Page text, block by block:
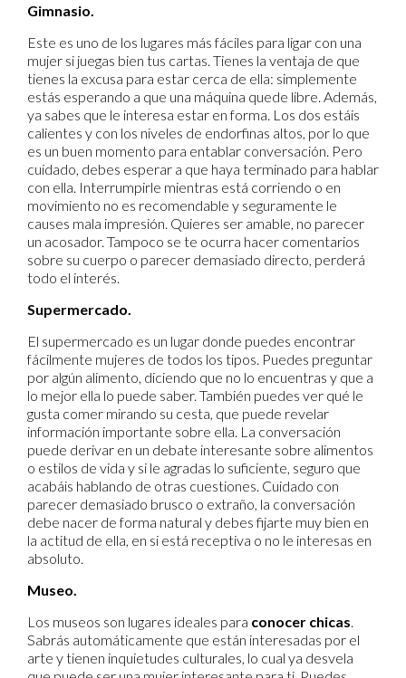
Gimnasio.
Este es uno de los lugares más fáciles para ligar con una
mujer si juegas bien tus cartas. Tienes la ventaja de que
tienes la excusa para estar cerca de ella: simplemente
estás esperando a que una máquina quede libre. Además,
ya sabes que le interesa estar en forma. Los dos estáis
calientes y con los niveles de endorfinas altos, por lo que
es un buen momento para entablar conversación. Pero
cuidado, debes esperar a que haya terminado para hablar
con ella. Interrumpirle mientras está corriendo o en
movimiento no es recomendable y seguramente le
causes mala impresión. Quieres ser amable, no parecer
un acosador. Tampoco se te ocurra hacer comentarios
sobre su cuerpo o parecer demasiado directo, perderá
todo el interés.
Supermercado.
El supermercado es un lugar donde puedes encontrar
fácilmente mujeres de todos los tipos. Puedes preguntar
por algún alimento, diciendo que no lo encuentras y que a
lo mejor ella lo puede saber. También puedes ver qué le
gusta comer mirando su cesta, que puede revelar
información importante sobre ella. La conversación
puede derivar en un debate interesante sobre alimentos
o estilos de vida y si le agradas lo suficiente, seguro que
acabáis hablando de otras cuestiones. Cuidado con
parecer demasiado brusco o extraño, la conversación
debe nacer de forma natural y debes fijarte muy bien en
la actitud de ella, en si está receptiva o no le interesas en
absoluto.
Museo.
Los museos son lugares ideales para conocer chicas
Sabrás automáticamente que están interesadas por el
arte y tienen inquietudes culturales, lo cual ya desvela